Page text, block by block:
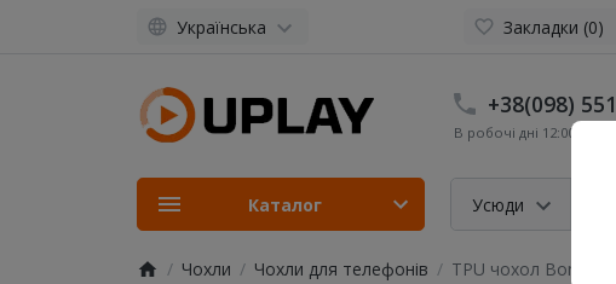
Українська Закладки (0)
+38(098)
В робочі дні 12:00 до
Усюди
Каталог
Чохли Чохли для телефонів TPU чохол Bonbon